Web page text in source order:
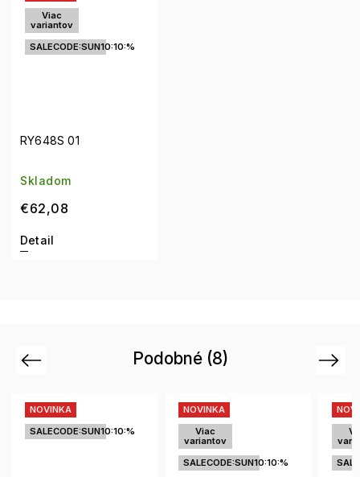
Viac
variantov
SALECODE:SUN10:10:%
RY648S 01
Skladom
€62,08
Detail
Podobné (8)
Previous
NOVINKA
Viac
variantov
NOVINKA
Viac
variantov
SALECODE:SUN10:10:%
Next